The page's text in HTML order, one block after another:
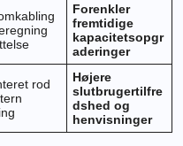
Forenkler
fremtidige
kapacitetsopgr
aderinger
rod
Højere
slutbrugertilfre
dshed og
henvisninger